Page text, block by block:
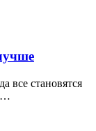
все становятся